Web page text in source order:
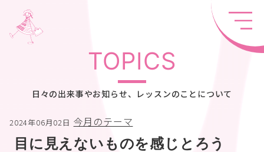
TOPICS
日々の出来事やお知らせ、レッスンのことについて
2024年06月02日 今月のテーマ
目に見えないものを感じとろう